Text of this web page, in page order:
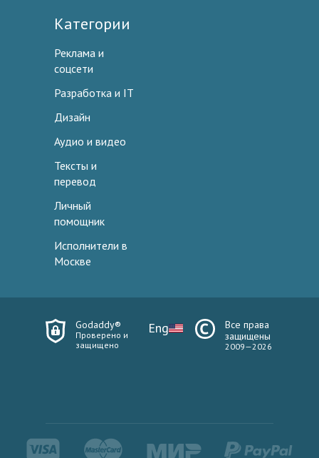
Категории
Реклама и
соцсети
Разработка и IT
Дизайн
Аудио и видео
Тексты и
перевод
Личный
помощник
Исполнители в
Москве
Godaddy®
Проверено и
защищено
Eng
Все права
защищены
2009—2026